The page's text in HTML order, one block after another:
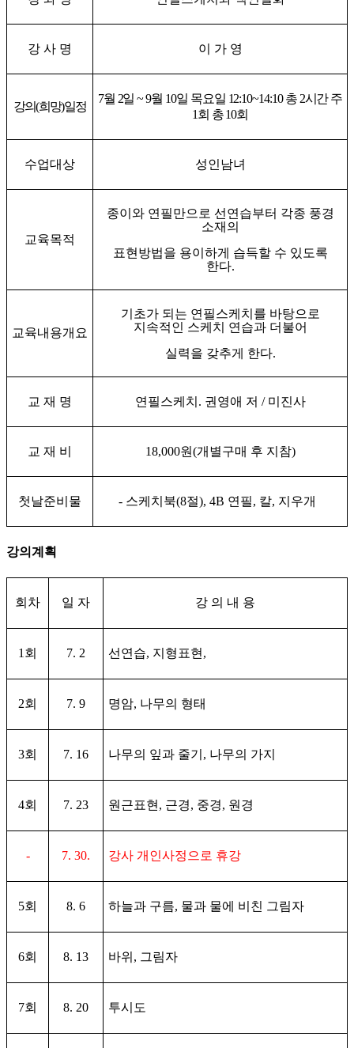
강 사 명 이 가 영
강의(희망)일정
7월 2일~ 9월 10일 목요일 12:10~14:10총2시간 주
1회 총10회
수업대상 성인남녀
교육목적
종이와 연필만으로 선연습부터 각종 풍경
소재의
표현방법을 용이하게 습득할 수 있도록
한다.
교육내용개요
기초가 되는 연필스케치를 바탕으로
지속적인 스케치 연습과 더불어
실력을 갖추게 한다.
교 재 명 연필스케치 . 권영애 저 / 미진사
교 재 비 18,000원(개별구매 후 지참)
첫날준비물 - 스케치북(8절), 4B 연필, 칼, 지우개
강의계획
회차 일 자 강 의 내 용
1 회 7. 2 선연습, 지형표현 ,
2회 7. 9 명암, 나무의 형태
3회 7. 16 나무의 잎과 줄기 , 나무의 가지
4회 7. 23 원근표현 , 근경, 중경, 원경
- 7. 30. 강사 개인사정으로 휴강
5회 8. 6 하늘과 구름, 물과 물에 비친 그림자
6회 8. 13 바위 , 그림자
7회 8. 20 투시도